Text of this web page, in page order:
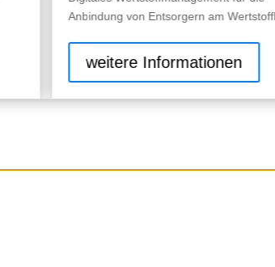
Anbindung von Entsorgern am
weitere Informationen